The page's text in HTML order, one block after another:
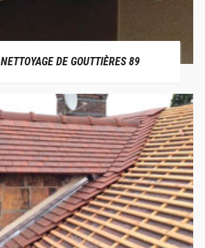
DE GOUTTIÈRES 89